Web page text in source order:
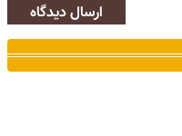
ارسال دیدگاه